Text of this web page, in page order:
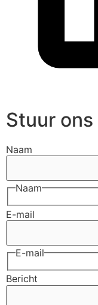
Stuur
Naam
Naam
E-mail
E-mail
Bericht